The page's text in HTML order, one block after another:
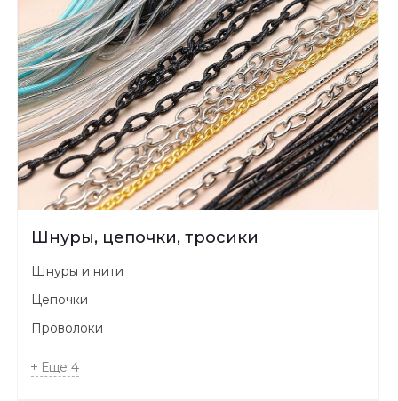
Шнуры, цепочки, тросики
Шнуры и нити
Цепочки
Проволоки
Еще 4